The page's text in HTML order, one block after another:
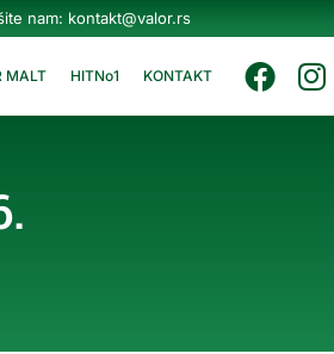
nam: kontakt@valor.rs
MALT HITNo1 KONTAKT